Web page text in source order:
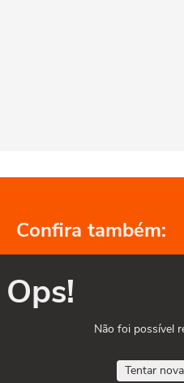
Confira também:
Ops!
Não foi possível
Tentar